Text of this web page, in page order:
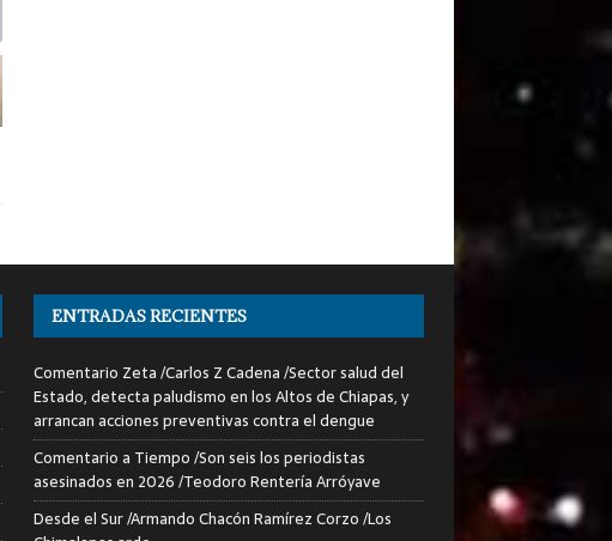
ENTRADAS RECIENTES
Comentario Zeta /Carlos Z Cadena /Sector salud del
Estado, detecta paludismo en los Altos de Chiapas, y
arrancan acciones preventivas contra el dengue
Comentario a Tiempo /Son seis los periodistas
asesinados en 2026 /Teodoro Rentería Arróyave
Desde el Sur /Armando Chacón Ramírez Corzo /Los